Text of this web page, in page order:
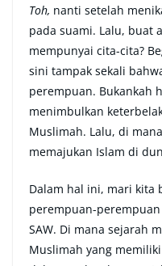
Toh, nanti setelah
pada suami. Lalu, buat
mempunyai cita-cita?
sini tampak sekali
perempuan. Bukankah
menimbulkan
Muslimah. Lalu, di
memajukan Islam di
Dalam hal ini, mari kita
perempuan-
SAW. Di mana sejarah
Muslimah yang